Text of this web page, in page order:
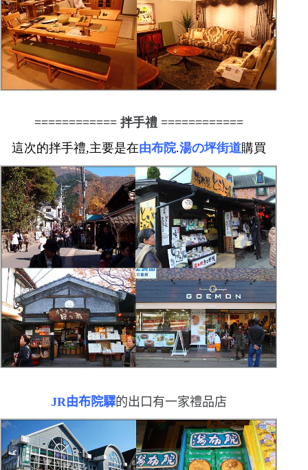
============ 拌手禮============
這次的拌手禮,主要是在由布院.湯の坪街道購買
JR由布院驛的出口有一家禮品店